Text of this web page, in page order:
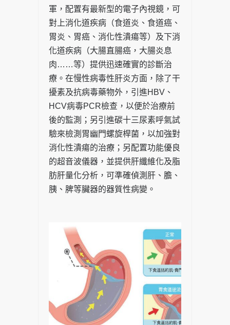
軍，配置有最新型的電子內視鏡，可
對上消化道疾病（食道炎、食道癌、
胃炎、胃癌、消化性潰瘍等）及下消
化道疾病（大腸直腸癌，大腸炎息
肉……等）提供迅速確實的診斷治
療。在慢性病毒性肝炎方面，除了干
擾素及抗病毒藥物外，引進HBV、
HCV病毒PCR檢查，以便於治療前
後的監測；另引進碳十三尿素呼氣試
驗來檢測胃幽門螺旋桿菌，以加強對
消化性潰瘍的治療；另配置功能優良
的超音波儀器，並提供肝纖維化及脂
肪肝量化分析，可準確偵測肝、膽、
胰、脾等臟器的器質性病變。